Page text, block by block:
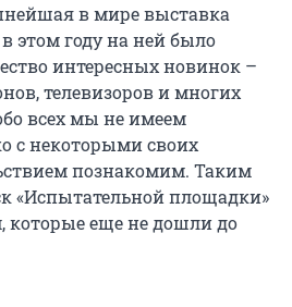
в мире выставка
этом году на ней было
интересных новинок –
телевизоров и многих
всех мы не имеем
с некоторыми своих
познакомим. Таким
«Испытательной площадки»
которые еще не дошли до